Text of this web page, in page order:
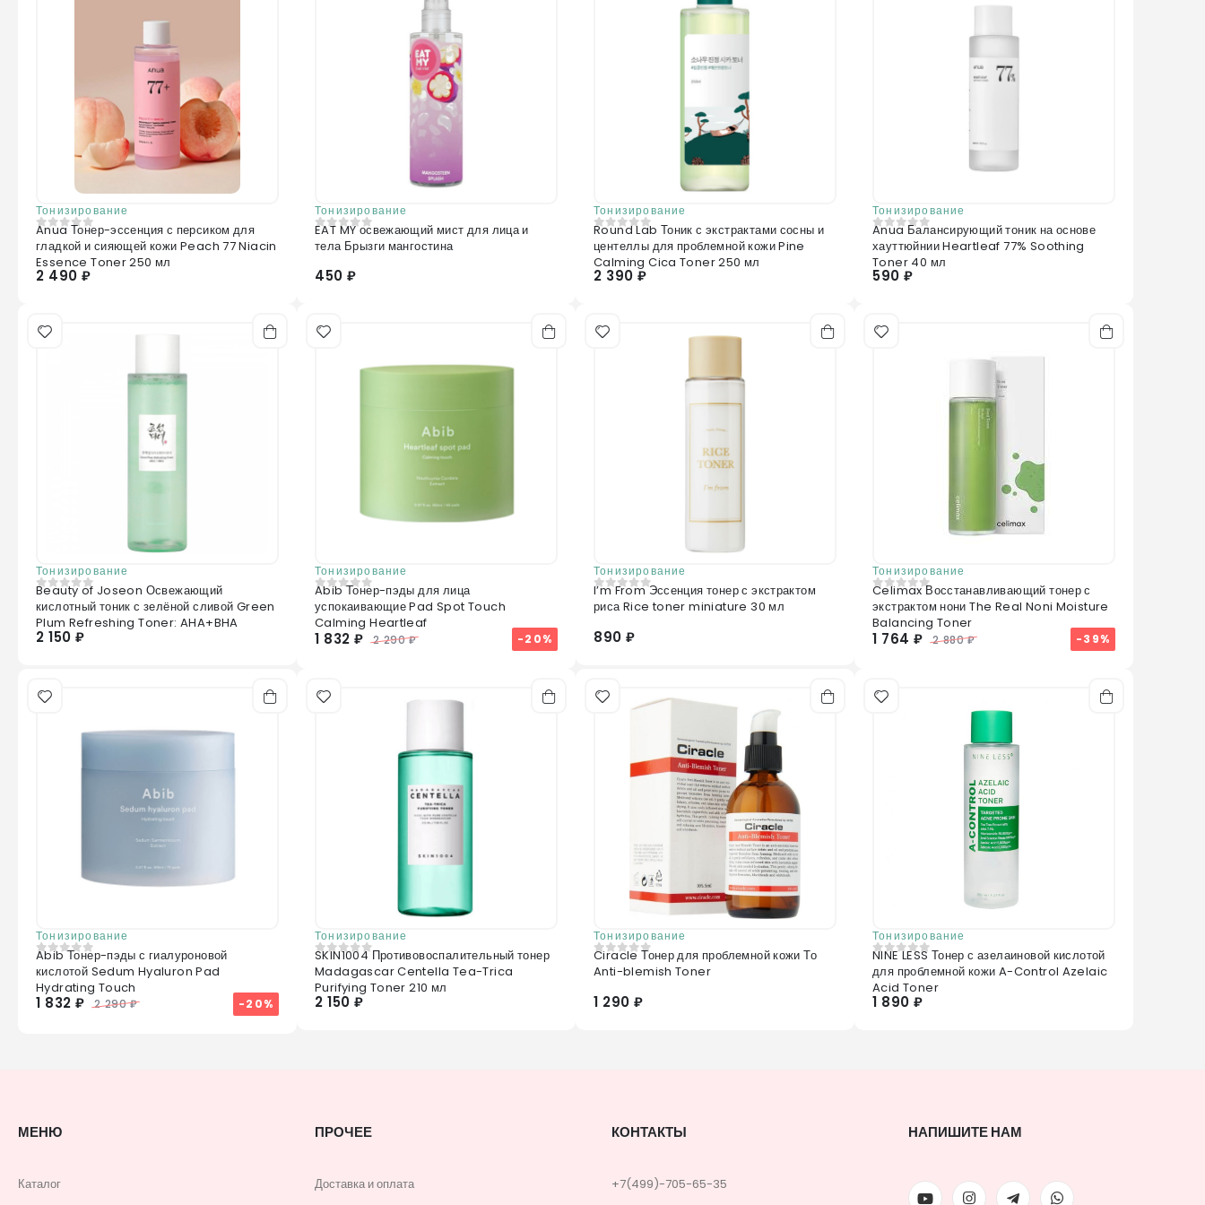
Тонизирование
0из 5
Anua Тонер-эссенция с персиком для
гладкой и сияющей кожи Peach 77 Niacin
Essence Toner 250 мл
2 490 ₽
Тонизирование
0из 5
EAT MY освежающий мист для лица и
тела Брызги мангостина
450 ₽
Тонизирование
0 из 5
Round Lab Тоник с экстрактами сосны и
центеллы для проблемной кожи Pine
Calming Cica Toner 250 мл
2 390 ₽
Тонизирование
0из 5
Anua Балансирующий тоник на основе
хауттюйнии Heartleaf 77% Soothing
Toner 40 мл
590 ₽
Тонизирование
0 из 5
Beauty of Joseon Освежающий
кислотный тоник с зелёной сливой Green
Plum Refreshing Toner: AHA+BHA
2 150 ₽
Тонизирование
0из 5
Abib Тонер-пэды для лица
успокаивающие Pad Spot Touch
Calming Heartleaf
1 832 ₽ 2 290 ₽ -20%
Тонизирование
0из 5
I’m From Эссенция тонер с экстрактом
риса Rice toner miniature 30 мл
890 ₽
Тонизирование
0из 5
Celimax Восстанавливающий тонер с
экстрактом нони The Real Noni Moisture
Balancing Toner
1 764 ₽ 2 880 ₽ -39%
Тонизирование
0из 5
Abib Тонер-пэды с гиалуроновой
кислотой Sedum Hyaluron Pad
Hydrating Touch
1 832 ₽ 2 290 ₽ -20%
Тонизирование
0из 5
SKIN1004 Противовоспалительный тонер
Madagascar Centella Tea-Trica
Purifying Toner 210 мл
2 150 ₽
Тонизирование
0из 5
Ciracle Тонер для проблемной кожи То
Anti-blemish Toner
1 290 ₽
Тонизирование
0из 5
NINE LESS Тонер с азелаиновой кислотой
для проблемной кожи A-Control Azelaic
Acid Toner
1 890 ₽
МЕНЮ
Каталог
ПРОЧЕЕ
Доставка и оплата
КОНТАКТЫ
+7(499)-705-65-35
НАПИШИТЕ НАМ